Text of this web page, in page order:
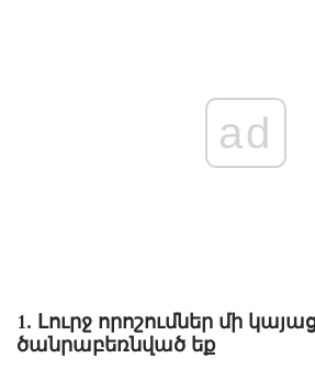
ad
1. Լուրջ որոշումներ մի
ծանրաբեռնված եք